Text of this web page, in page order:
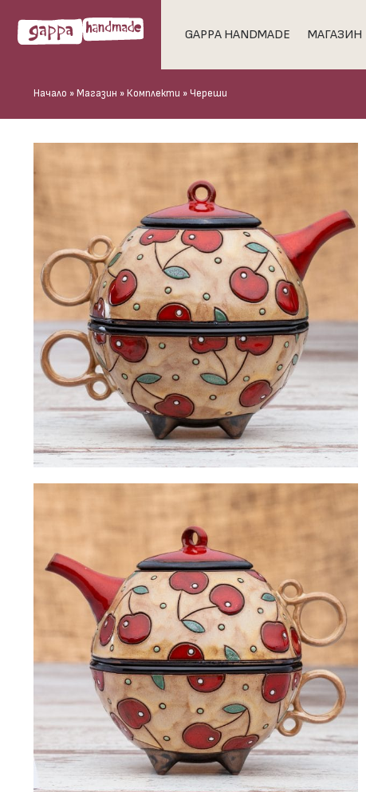
GAPPA HANDMADE МАГАЗИН
Начало » Магазин » Комплекти » Череши